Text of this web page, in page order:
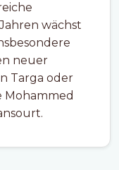
wächst
neuer
Targa oder